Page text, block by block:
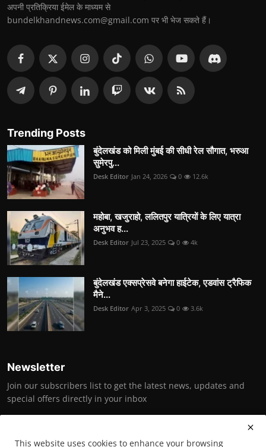
अपनी प्रतिक्रिया ईमेल के माध्यम से
bundelkhandnews.com@gmail.com पर भी भेज सकते हैं।
Trending Posts
बुंदेलखंड को मिली मुंबई की सीधी रेल सौगात, भरुआ
सुमेरपु...
Desk Editor Jan 24, 2026 0 12.6k
महोबा, खजुराहो, ललितपुर यात्रियों के लिए यात्रा
अनुभव ह...
Desk Editor Jul 23, 2025 0 4k
बुंदेलखंड एक्सप्रेसवे बनेगा हाईटेक, एडवांस ट्रैफिक
मैने...
Desk Editor Apr 3, 2025 0 3.6k
Newsletter
Join our subscribers list to get the latest news, updates and
special offers directly in your inbox
Subscribe
This website uses cookies to enhance your browsing